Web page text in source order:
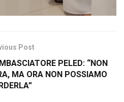
Post
PELED: “NON
MA ORA NON POSSIAMO